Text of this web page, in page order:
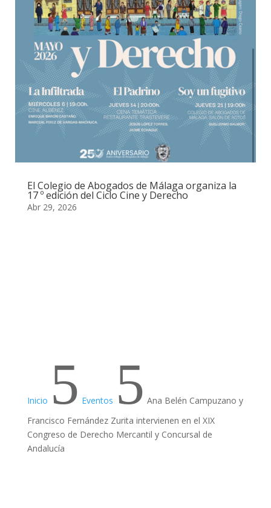
El Colegio de Abogados de Málaga organiza la
17 º edición del Ciclo Cine y Derecho
Abr 29, 2026
Inicio 5 Eventos 5 Ana Belén Campuzano y
Francisco Fernández Zurita intervienen en el XIX
Congreso de Derecho Mercantil y Concursal de
Andalucía